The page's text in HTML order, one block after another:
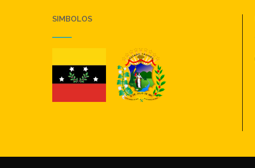
SIMBOLOS